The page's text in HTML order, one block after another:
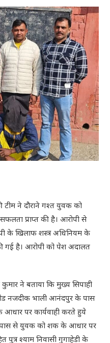
ने दौराने गश्त युवक को
प्राप्त की है। आरोपी से
के खिलाफ शस्त्र अधिनियम के
गई है। आरोपी को पेश अदालत
ने बताया कि मुख्य सिपाही
नजदीक भाली आनंदपुर के पास
पर कार्यवाही करते हुये
पास से युवक को शक के आधार पर
पुत्र श्याम निवासी गुगाहेडी के